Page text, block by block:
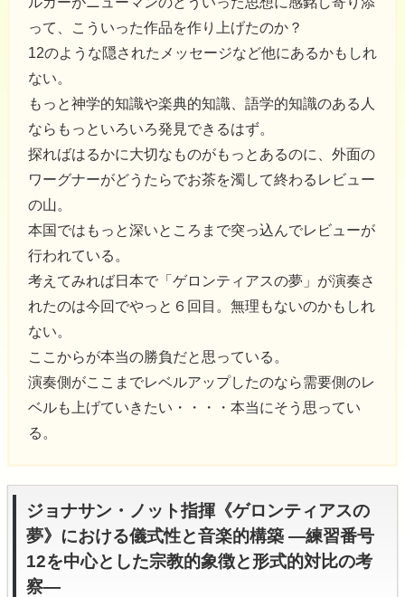
って、こういった作品を作り上げたのか？
12のような隠されたメッセージなど他にあるかもしれ
ない。
もっと神学的知識や楽典的知識、語学的知識のある人
ならもっといろいろ発見できるはず。
探ればはるかに大切なものがもっとあるのに、外面の
ワーグナーがどうたらでお茶を濁して終わるレビュー
の山。
本国ではもっと深いところまで突っ込んでレビューが
行われている。
考えてみれば日本で「ゲロンティアスの夢」が演奏さ
れたのは今回でやっと６回目。無理もないのかもしれ
ない。
ここからが本当の勝負だと思っている。
演奏側がここまでレベルアップしたのなら需要側のレ
ベルも上げていきたい・・・・本当にそう思ってい
る。
ジョナサン・ノット指揮《ゲロンティアスの
夢》における儀式性と音楽的構築 ―練習番号
12を中心とした宗教的象徴と形式的対比の考
察―